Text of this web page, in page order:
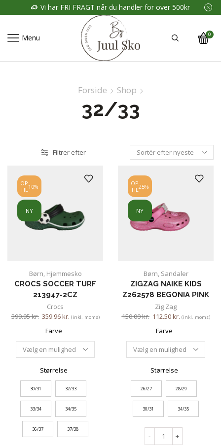
Vi har FRI FRAGT når du handler for over 500kr
Menu 0
Forside Shop
32/33
Filtrer efter
OP
TIL10%
NY
Børn, Hjemmesko
CROCS SOCCER TURF
213947-2CZ
Crocs
399.95kr. 359.96kr. (inkl. moms)
Farve
Størrelse
30/31 32/33
33/34 34/35
36/37 37/38
OP
TIL25%
NY
Børn, Sandaler
ZIGZAG NAIKE KIDS
Z262578 BEGONIA PINK
Zig Zag
150.00kr. 112.50kr. (inkl. moms)
Farve
Størrelse
26/27 28/29
30/31 34/35
- +